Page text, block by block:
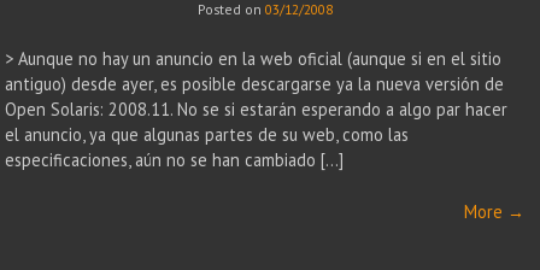
Posted on 03/12/2008
> Aunque no hay un anuncio en la web oficial (aunque si en el sitio
antiguo) desde ayer, es posible descargarse ya la nueva versión de
Open Solaris: 2008.11. No se si estarán esperando a algo par hacer
el anuncio, ya que algunas partes de su web, como las
especificaciones, aún no se han cambiado […]
More →